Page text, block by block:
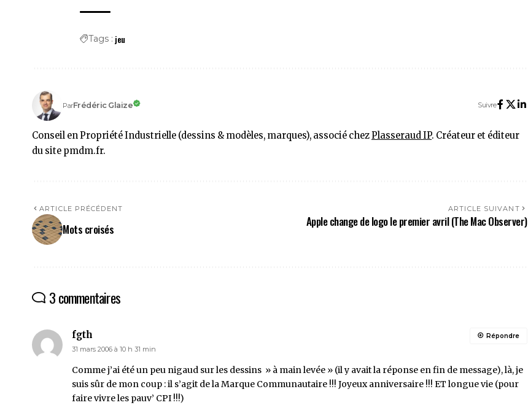
Tags : jeu
ParFrédéric Glaize Suivre
Conseil en Propriété Industrielle (dessins & modèles, marques), associé chezPlasseraud IP. Créateur et éditeur
du site pmdm.fr.
ARTICLE PRÉCÉDENT
Mots croisés
ARTICLE SUIVANT
Apple change de logo le premier avril (The Mac Observer)
3 commentaires
fgth
31 mars 2006 à 10 h 31 min
Comme j’ai été un peu nigaud sur les dessins » à main levée » (il y avait la réponse en fin de message), là, je
suis sûr de mon coup : il s’agit de la Marque Communautaire !!! Joyeux anniversaire !!! ET longue vie (pour
faire vivre les pauv’ CPI !!!)
Répondre